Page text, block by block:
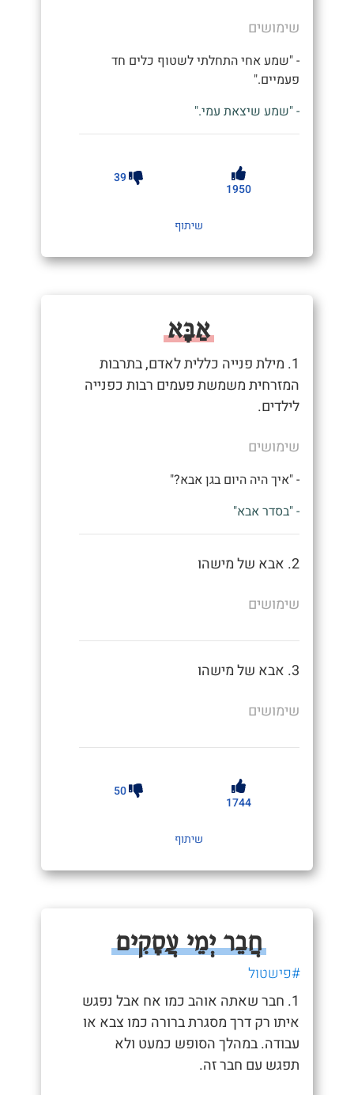
שימושים
- "שמע אחי התחלתי לשטוף כלים חד
פעמיים."
- "שמע שיצאת עמי."
1950
39
שיתוף
אַבָּא
1. מילת פנייה כללית לאדם, בתרבות
המזרחית משמשת פעמים רבות כפנייה
לילדים.
שימושים
- "איך היה היום בגן אבא?"
- "בסדר אבא"
2. אבא של מישהו
שימושים
3. אבא של מישהו
שימושים
1744
50
שיתוף
חֲבֵר יְמֵי עֲסָקִים
#פישטול
1. חבר שאתה אוהב כמו אח אבל נפגש
איתו רק דרך מסגרת ברורה כמו צבא או
עבודה. במהלך הסופש כמעט ולא
תפגש עם חבר זה.